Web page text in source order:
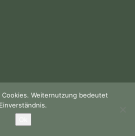
Weiternutzung bedeutet
Einverständnis.